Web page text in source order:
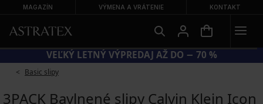
MAGAZÍN VÝMENA A VRÁTENIE KONTAKT
BRA20 = PODPRSENKY −20 %
Basic slipy
3PACK Bavlnené slipy Calvin Klein Icon